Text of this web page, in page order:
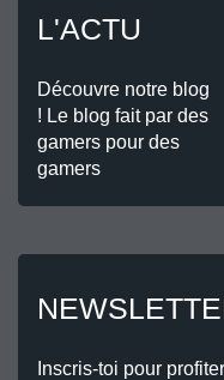
L'ACTU
Découvre notre blog
! Le blog fait par des
gamers pour des
gamers
Inscris-toi pour